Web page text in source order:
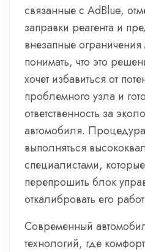
связанные с AdBlue,
заправки реагента и
внезапные
понимать, что это
хочет избавиться от
проблемного узла и
ответственность за
автомобиля.
выполняться
специалистами,
перепрошить блок
откалибровать его
Современный
технологий, где